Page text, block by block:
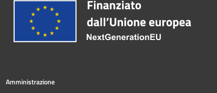
Amministrazione